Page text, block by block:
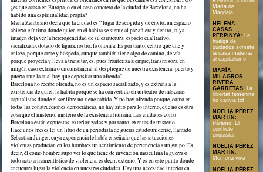
¿es que acaso en Europa, o en el caso concreto de la ciudad de Barcelona, no ha
habido una espiritualidad propia?
María Zambrano decía que la ciudad es “ lugar de acogida y de envío, un espacio
abierto e íntimo donde quien en él habita se siente al par afuera y dentro, cuya
imagen deja ver la heterogeneidad de su estructura: espacio cualitativo,
sacralizado, dotado de figura, rostro, fisonomía. Es por tanto, centro que une y
enlaza, porque atrae y hospeda, aunque también tiene algo de camino, de vía
porque proyecta y lleva a transitar, es, pues fronteriza siempre, transmisora, en
ningún caso extraña o circunstancial al despliegue de nuestra existencia: puerto y
puerta ante la cual hay que depositar una ofrenda”
Barcelona no recibe ofrenda, no es un espacio sacralizado, y es extraña a la
existencia de quien la habita porque se ha convertido en un teatro de máscaras
capitalistas donde el ser libre no tiene cabida. Y no hay ofrenda porque, como en
todas las construcciones democráticas, no hay sitio para lo interno, que no es otra
cosa que el misterio, misterio de la existencia humana. Las ciudades como
Barcelona están expuestas, exteriorizadas y por tanto, exentas de misterio.
Hace unos meses leí un libro de un periodista de guerra estadounidense, llamado
Sebastian Junger, cuya experiencia le había enseñado que las situaciones
violentas producían en los hombres un sentimiento de pertenencia a un grupo. Es
decir, él como hombre supo ver lo que tiene de invención masculina la guerra o
todo acto armamentístico de violencia, es decir, externo. Y es en este punto donde
encuentra lugar la violencia en nuestras ciudades. Hay una necesidad interior en
María de
Magdala
HELENA
CASAS
PERPINYÀ: La
huelga de
cuidados somete
la casa materna
al capitalismo
MARÍA-
MILAGROS
RIVERA
GARRETAS:
La
llibertat femenina
ho canvia tot
NOELIA PÉREZ
MARTÍN :
Páramo. El
conflicte
enquistat
NOELIA PÉREZ
MARTÍN :
Memoria viva
NOELIA PÉREZ